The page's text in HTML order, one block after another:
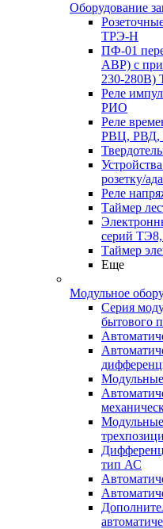
Оборудование
ТРЭ-Н
ПФ-01
АВР) с
230-280В)
Реле
РИО
Реле
РВЦ,
розетку/
Реле
Таймер
серий
Таймер
Еще
Модульное
Серия
бытового
тип АС